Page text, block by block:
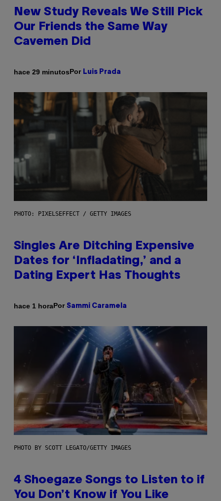
New Study Reveals We Still Pick
Our Friends the Same Way
Cavemen Did
hace 29 minutosPor Luis Prada
PHOTO: PIXELSEFFECT / GETTY IMAGES
Singles Are Ditching Expensive
Dates for ‘Infladating,’ and a
Dating Expert Has Thoughts
hace 1 horaPor Sammi Caramela
PHOTO BY SCOTT LEGATO/GETTY IMAGES
4 Shoegaze Songs to Listen to if
You Don’t Know if You Like